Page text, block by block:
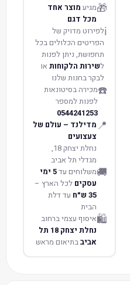
🎁מגיע מוצר אחד
מכל דגם
ℹ️לפירוט מדויק של
הפריטים הכלולים בכל
תחפושת, ניתן לפנות
לשירות הלקוחות או
לבקר בחנות שלנו
☎️מכירה בסיטונאות
לפנות למספר
0544241253
📍 מדילנד – עולם של
צעצועים
נחלת יצחק 18,
מגדלי תל אביב
🚚משלוחים עד 5 ימי
עסקים לכל הארץ –
35 ש״ח
עד דלת
הבית
🛍️איסוף עצמי ברחוב
נחלת יצחק 18 תל
אביבבתיאום מראש